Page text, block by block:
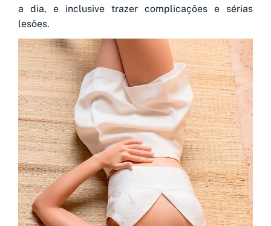
a dia, e inclusive trazer complicações e sérias
lesões.